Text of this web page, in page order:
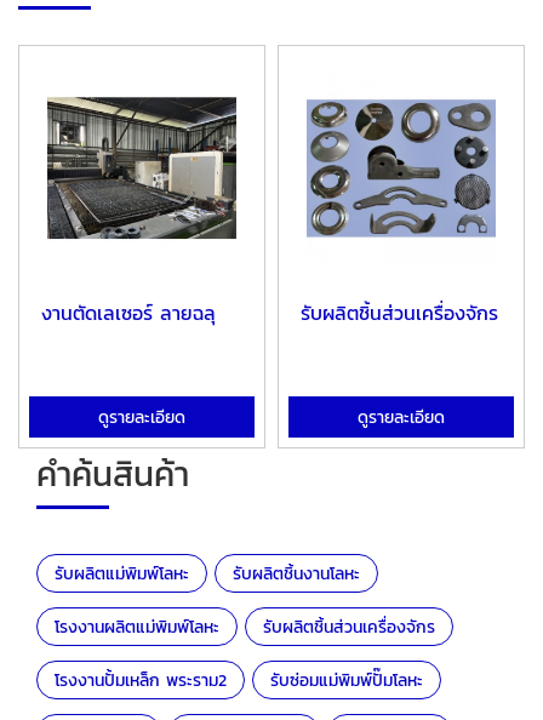
งานตัดเลเซอร์ ลายฉลุ
ดูรายละเอียด
รับผลิตชิ้นส่วนเครื่องจักร
ดูรายละเอียด
คำค้นสินค้า
รับผลิตแม่พิมพ์โลหะ รับผลิตชิ้นงานโลหะ
โรงงานผลิตแม่พิมพ์โลหะ รับผลิตชิ้นส่วนเครื่องจักร
โรงงานปั้มเหล็ก พระราม2 รับซ่อมแม่พิมพ์ปั๊มโลหะ